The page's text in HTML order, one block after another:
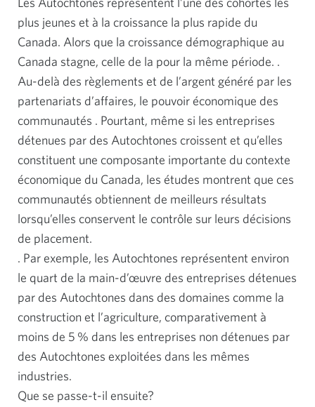
plus jeunes et à la croissance la plus rapide du
Canada. Alors que la croissance démographique au
Canada stagne, celle de la pour la même période. .
Au-delà des règlements et de l’argent généré par les
partenariats d’affaires, le pouvoir économique des
communautés . Pourtant, même si les entreprises
détenues par des Autochtones croissent et qu’elles
constituent une composante importante du contexte
économique du Canada, les études montrent que ces
communautés obtiennent de meilleurs résultats
lorsqu’elles conservent le contrôle sur leurs décisions
de placement.
. Par exemple, les Autochtones représentent environ
le quart de la main-d’œuvre des entreprises détenues
par des Autochtones dans des domaines comme la
construction et l’agriculture, comparativement à
moins de 5 % dans les entreprises non détenues par
des Autochtones exploitées dans les mêmes
industries.
Que se passe-t-il ensuite?